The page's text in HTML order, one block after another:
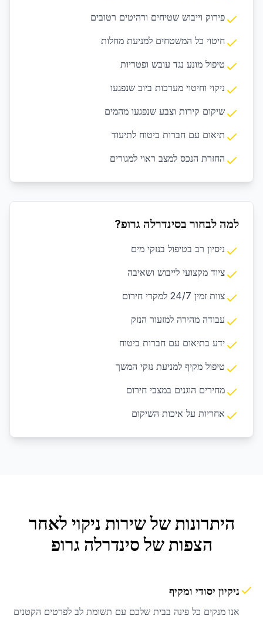
פירוק וייבוש שטיחים ורהיטים רטובים
חיטוי כל המשטחים למניעת מחלות
טיפול מונע נגד עובש ופטריות
ניקוי וחיטוי מערכות ביוב שנפגעו
שיקום קירות וצבע שנפגעו מהמים
תיאום עם חברות ביטוח לתיעוד
החזרת הנכס למצב ראוי למגורים
למה לבחור בסינדרלה גרופ?
ניסיון רב בטיפול בנזקי מים
ציוד מקצועי לייבוש ושאיבה
צוות זמין 24/7 למקרי חירום
עבודה מהירה למזעור הנזק
ידע בתיאום עם חברות ביטוח
טיפול מקיף למניעת נזקי המשך
מחירים הוגנים במצבי חירום
אחריות על איכות השיקום
היתרונות של שירות ניקוי לאחר
הצפות של סינדרלה גרופ
ניקיון יסודי ומקיף
אנו מנקים כל פינה בבית שלכם עם תשומת לב לפרטים הקטנים